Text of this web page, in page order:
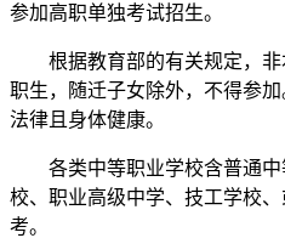
参加高职单独考试招生。
根据教育部的有关规定，非
职生，随迁子女除外，不得参
法律且身体健康。
各类中等职业学校含普通中
校、职业高级中学、技工学校
考。